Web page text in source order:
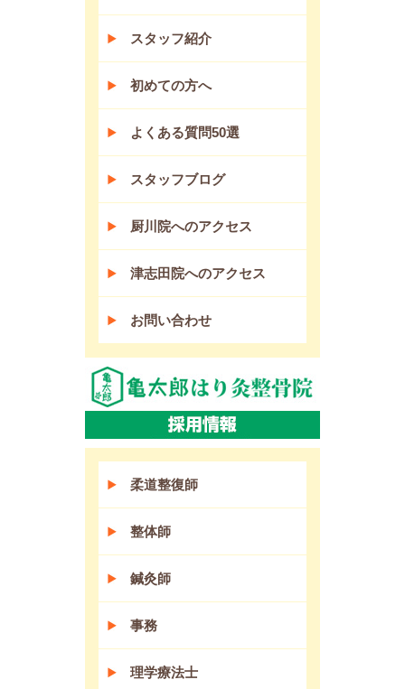
スタッフ紹介
初めての方へ
よくある質問50選
スタッフブログ
厨川院へのアクセス
津志田院へのアクセス
お問い合わせ
柔道整復師
整体師
鍼灸師
事務
理学療法士